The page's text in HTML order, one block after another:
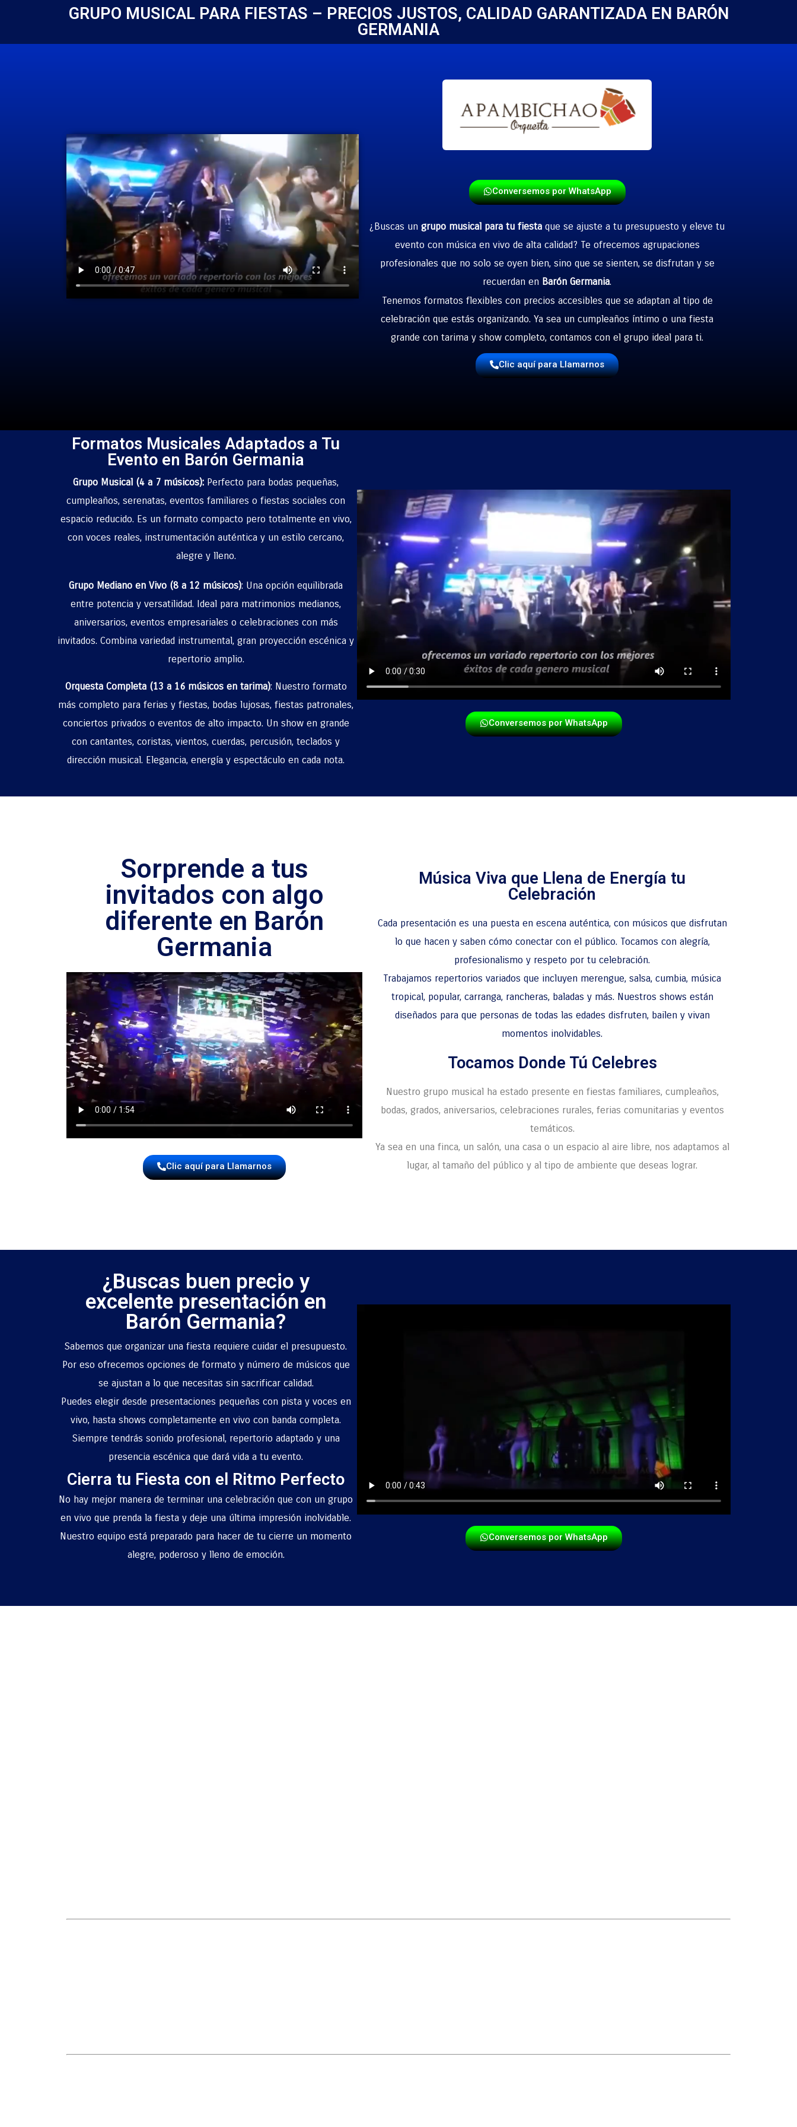
GRUPO MUSICAL PARA FIESTAS – PRECIOS JUSTOS, CALIDAD GARANTIZADA EN BARÓN
GERMANIA
Conversemos por WhatsApp
¿Buscas ungrupo musical para tu fiesta que se ajuste a tu presupuesto y eleve tu
evento con música en vivo de alta calidad? Te ofrecemos agrupaciones
profesionales que no solo se oyen bien, sino que se sienten, se disfrutan y se
recuerdan en Barón Germania.
Tenemos formatos flexibles con precios accesibles que se adaptan al tipo de
celebración que estás organizando. Ya sea un cumpleaños íntimo o una fiesta
grande con tarima y show completo, contamos con el grupo ideal para ti.
Clic aquí para Llamarnos
Formatos Musicales Adaptados a Tu
Evento en Barón Germania
Grupo Musical (4 a 7 músicos): Perfecto para bodas pequeñas,
cumpleaños, serenatas, eventos familiares o fiestas sociales con
espacio reducido. Es un formato compacto pero totalmente en vivo,
con voces reales, instrumentación auténtica y un estilo cercano,
alegre y lleno.
Grupo Mediano en Vivo (8 a 12 músicos): Una opción equilibrada
entre potencia y versatilidad. Ideal para matrimonios medianos,
aniversarios, eventos empresariales o celebraciones con más
invitados. Combina variedad instrumental, gran proyección escénica y
repertorio amplio.
Orquesta Completa (13 a 16 músicos en tarima): Nuestro formato
más completo para ferias y fiestas, bodas lujosas, fiestas patronales,
conciertos privados o eventos de alto impacto. Un show en grande
con cantantes, coristas, vientos, cuerdas, percusión, teclados y
dirección musical. Elegancia, energía y espectáculo en cada nota.
Conversemos por WhatsApp
Sorprende a tus
invitados con algo
diferente en Barón
Germania
Clic aquí para Llamarnos
Música Viva que Llena de Energía tu
Celebración
Cada presentación es una puesta en escena auténtica, con músicos que disfrutan
lo que hacen y saben cómo conectar con el público. Tocamos con alegría,
profesionalismo y respeto por tu celebración.
Trabajamos repertorios variados que incluyen merengue, salsa, cumbia, música
tropical, popular, carranga, rancheras, baladas y más. Nuestros shows están
diseñados para que personas de todas las edades disfruten, bailen y vivan
momentos inolvidables.
Tocamos Donde Tú Celebres
Nuestro grupo musical ha estado presente en fiestas familiares, cumpleaños,
bodas, grados, aniversarios, celebraciones rurales, ferias comunitarias y eventos
temáticos.
Ya sea en una finca, un salón, una casa o un espacio al aire libre, nos adaptamos al
lugar, al tamaño del público y al tipo de ambiente que deseas lograr.
¿Buscas buen precio y
excelente presentación en
Barón Germania?
Sabemos que organizar una fiesta requiere cuidar el presupuesto.
Por eso ofrecemos opciones de formato y número de músicos que
se ajustan a lo que necesitas sin sacrificar calidad.
Puedes elegir desde presentaciones pequeñas con pista y voces en
vivo, hasta shows completamente en vivo con banda completa.
Siempre tendrás sonido profesional, repertorio adaptado y una
presencia escénica que dará vida a tu evento.
Cierra tu Fiesta con el Ritmo Perfecto
No hay mejor manera de terminar una celebración que con un grupo
en vivo que prenda la fiesta y deje una última impresión inolvidable.
Nuestro equipo está preparado para hacer de tu cierre un momento
alegre, poderoso y lleno de emoción.
Conversemos por WhatsApp